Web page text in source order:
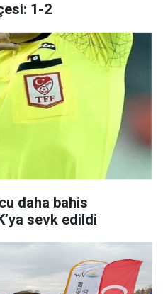
1-2
daha bahis
sevk edildi